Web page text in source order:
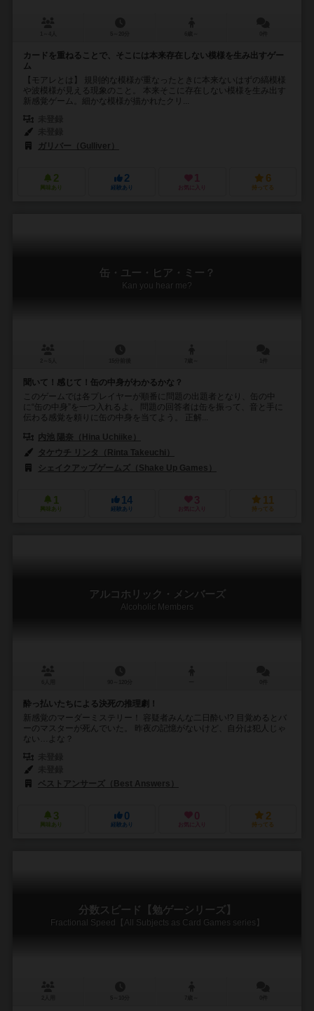
カードを重ねることで、そこには本来存在しない模様を生み出すゲー
ム
【モアレとは】 規則的な模様が重なったときに本来ないはずの縞模様
や波模様が見える現象のこと。 本来そこに存在しない模様を生み出す
新感覚ゲーム。細かな模様が描かれたクリ...
ガリバー（Gulliver）
2
興味あり
2
経験あり
1
お気に入り
6
持ってる
缶・ユー・ヒア・ミー？
Kan you hear me?
聞いて！感じて！缶の中身がわかるかな？
このゲームでは各プレイヤーが順番に問題の出題者となり、缶の中
に“缶の中身”を一つ入れるよ。 問題の回答者は缶を振って、音と手に
伝わる感覚を頼りに缶の中身を当てよう。 正解...
内池 陽奈（Hina Uchiike）
タケウチ リンタ（Rinta Takeuchi）
シェイクアップゲームズ（Shake Up Games）
1
興味あり
14
経験あり
3
お気に入り
11
持ってる
アルコホリック・メンバーズ
Alcoholic Members
酔っ払いたちによる決死の推理劇！
新感覚のマーダーミステリー！ 容疑者みんな二日酔い!? 目覚めるとバ
ーのマスターが死んでいた。 昨夜の記憶がないけど、自分は犯人じゃ
ない…よな？
ベストアンサーズ（Best Answers）
3
興味あり
0
経験あり
0
お気に入り
2
持ってる
分数スピード【勉ゲーシリーズ】
Fractional Speed【All Subjects as Card Games series】